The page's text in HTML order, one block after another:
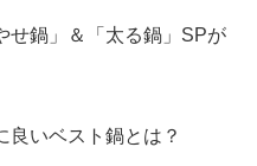
せ鍋」＆「太る鍋」SPが
良いベスト鍋とは？